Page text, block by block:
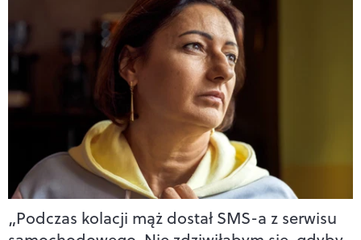
„Podczas kolacji mąż dostał SMS-a z serwisu